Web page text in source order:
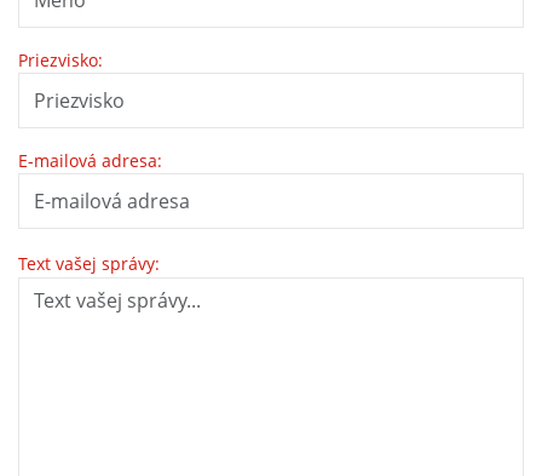
Priezvisko:
E-mailová adresa:
Text vašej správy: